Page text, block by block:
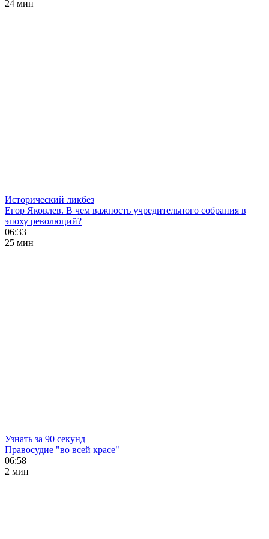
24 мин
Исторический ликбез
Егор Яковлев. В чем важность учредительного собрания в
эпоху революций?
06:33
25 мин
Узнать за 90 секунд
Правосудие "во всей красе"
06:58
2 мин